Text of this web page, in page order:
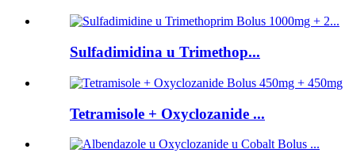
Sulfadimidina u Trimethop...
Tetramisole + Oxyclozanide ...